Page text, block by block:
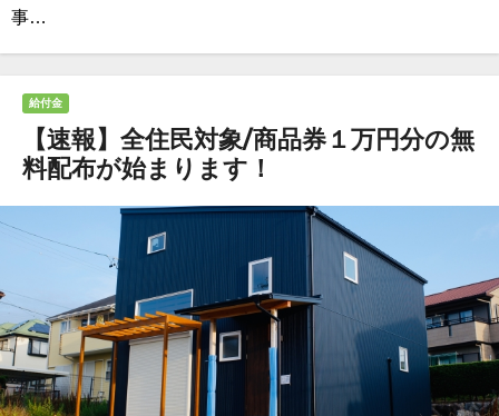
事…
給付金
【速報】全住民対象/商品券１万円分の無
料配布が始まります！